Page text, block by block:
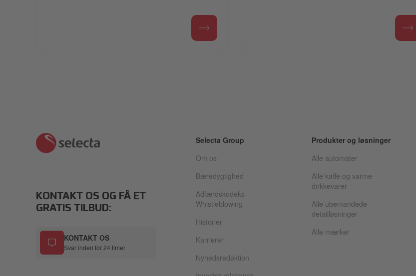
KONTAKT OS OG FÅ ET
GRATIS TILBUD:
KONTAKT OS
Svar inden for 24 timer
Selecta Group
Om os
Bæredygtighed
Adfærdskodeks -
Whistleblowing
Historier
Karrierer
Nyhedsredaktion
Produkter og løsninger
Alle automater
Alle kaffe og varme
drikkevarer
Alle ubemandede
detailløsninger
Alle mærker